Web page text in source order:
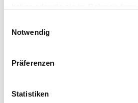
Notwendig
Präferenzen
Statistiken